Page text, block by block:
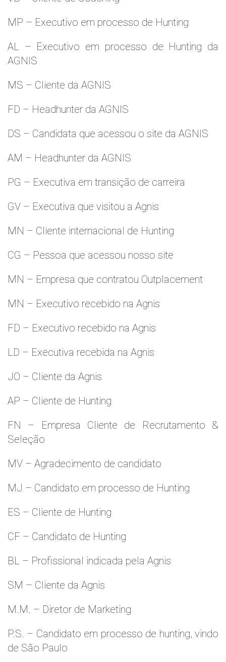
MP – Executivo em processo de Hunting
AL – Executivo em processo de Hunting da
AGNIS
MS – Cliente da AGNIS
FD – Headhunter da AGNIS
DS – Candidata que acessou o site da AGNIS
AM – Headhunter da AGNIS
PG – Executiva em transição de carreira
GV – Executiva que visitou a Agnis
MN – Cliente internacional de Hunting
CG – Pessoa que acessou nosso site
MN – Empresa que contratou Outplacement
MN – Executivo recebido na Agnis
FD – Executivo recebido na Agnis
LD – Executiva recebida na Agnis
JO – Cliente da Agnis
AP – Cliente de Hunting
FN – Empresa Cliente de Recrutamento &
Seleção
MV – Agradecimento de candidato
MJ – Candidato em processo de Hunting
ES – Cliente de Hunting
CF – Candidato de Hunting
BL – Profissional indicada pela Agnis
SM – Cliente da Agnis
M.M. – Diretor de Marketing
P.S. – Candidato em processo de hunting, vindo
de São Paulo